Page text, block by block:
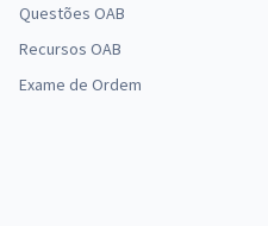
Questões OAB
Recursos OAB
Exame de Ordem